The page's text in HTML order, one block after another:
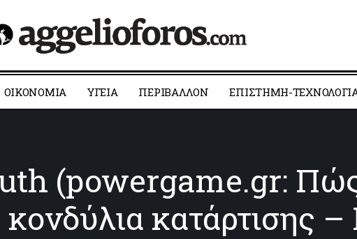
ΟΙΚΟΝΟΜΙΑ YΓΕΙΑ ΠΕΡΙΒΑΛΛΟΝ ΕΠΙΣΤΗΜΗ-
(powergame.gr:
κατάρτισης